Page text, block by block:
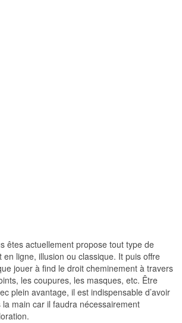
êtes actuellement propose tout type de
ligne, illusion ou classique. It puis offre
jouer à find le droit cheminement à travers
les coupures, les masques, etc. Être
plein avantage, il est indispensable d’avoir
main car il faudra nécessairement